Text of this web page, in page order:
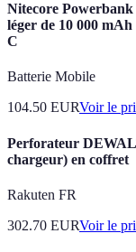
Nitecore
léger de 10 000
C
Batterie Mobile
104.50 EURVoir le
Perforateur
chargeur) en coffret
Rakuten FR
302.70 EURVoir le